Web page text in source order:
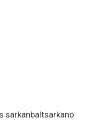
sarkanbaltsarkano